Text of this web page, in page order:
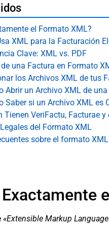
el Formato XML?
XML para la Facturación
Clave: XML vs. PDF
una Factura en Formato
los Archivos XML de tus
Abrir un Archivo XML de
Saber si un Archivo XML es
Tienen VeriFactu, Facturae y
del Formato XML
sobre el formato
«Extensible Markup